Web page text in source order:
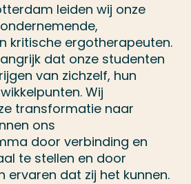
leiden wij onze
kritische ergotherapeuten.
dat onze studenten
van zichzelf, hun
Wij
transformatie naar
ons
door verbinding en
te stellen en door
ervaren dat zij het kunnen.